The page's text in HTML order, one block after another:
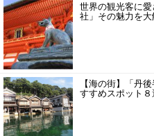
世界の観光客に
社」その魅力を大
【海の街】「丹
すすめスポット８